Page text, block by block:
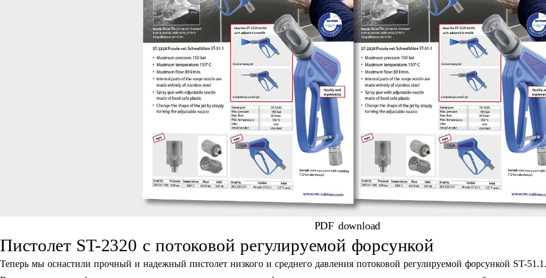
PDF download
Пистолет ST-2320 c потоковой регулируемой форсункой
Теперь мы оснастили прочный и надежный пистолет низкого и среднего давления потоковой регулируемой форсункой ST-51.1.